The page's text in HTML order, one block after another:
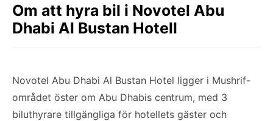
Om att hyra bil i Novotel Abu
Dhabi Al Bustan Hotell
Novotel Abu Dhabi Al Bustan Hotel ligger i Mushrif-
området öster om Abu Dhabis centrum, med 3
biluthyrare tillgängliga för hotellets gäster och